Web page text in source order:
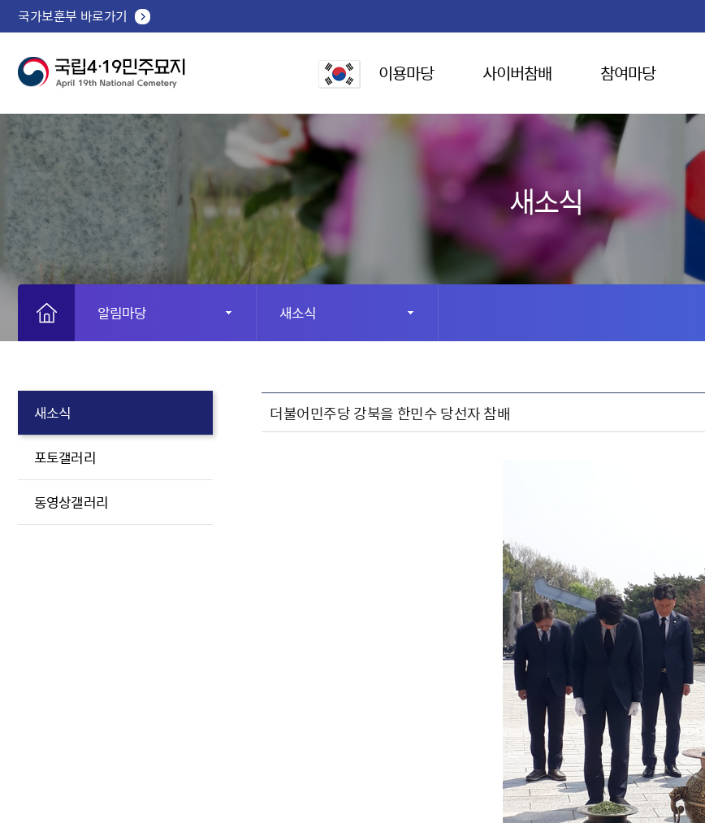
국가보훈부 바로가기
이용마당 사이버참배 참여마당
새소식
알림마당 새소식
새소식
포토갤러리
동영상갤러리
더불어민주당 강북을 한민수 당선자 참배